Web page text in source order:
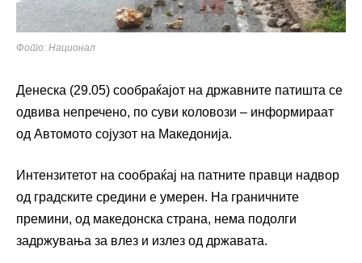
Фото: Национал
Денеска (29.05) сообраќајот на државните патишта се
одвива непречено, по суви коловози – информираат
од Автомото сојузот на Македонија.
Интензитетот на сообраќај на патните правци надвор
од градските средини е умерен. На граничните
премини, од македонска страна, нема подолги
задржувања за влез и излез од државата.